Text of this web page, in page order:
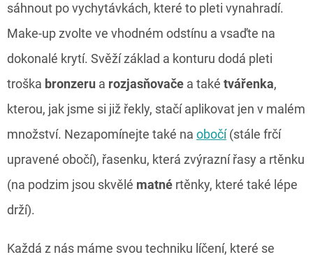
sáhnout po vychytávkách, které to pleti vynahradí.
Make-up zvolte ve vhodném odstínu a vsaďte na
dokonalé krytí. Svěží základ a konturu dodá pleti
troška bronzeru a rozjasňovače a také tvářenka,
kterou, jak jsme si již řekly, stačí aplikovat jen v malém
množství. Nezapomínejte také na obočí(stále frčí
upravené obočí), řasenku, která zvýrazní řasy a rtěnku
(na podzim jsou skvělé matné rtěnky, které také lépe
drží).
Každá z nás máme svou techniku líčení, které se